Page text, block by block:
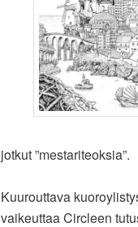
jotkut ”mestariteoksia”.
Kuurouttava
vaikeuttaa Circleen